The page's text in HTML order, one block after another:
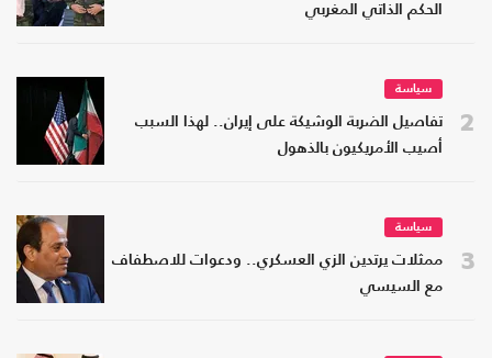
الحكم الذاتي المغربي
2
سياسة
تفاصيل الضربة الوشيكة على إيران.. لهذا السبب
أصيب الأمريكيون بالذهول
3
سياسة
ممثلات يرتدين الزي العسكري.. ودعوات للاصطفاف
مع السيسي